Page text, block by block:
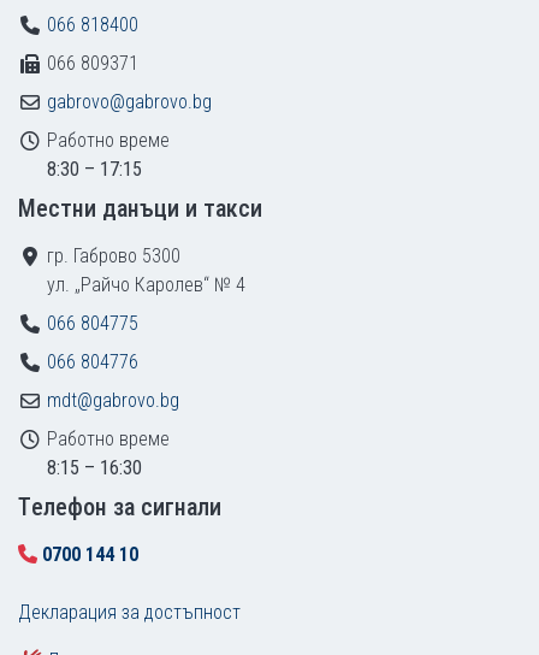
066 818400
066 809371
gabrovo@gabrovo.bg
Работно време
8:30 – 17:15
Местни данъци и такси
гр. Габрово 5300
ул. „Райчо Каролев“ № 4
066 804775
066 804776
mdt@gabrovo.bg
Работно време
8:15 – 16:30
Tелефон за сигнали
0700 144 10
Декларация за достъпност